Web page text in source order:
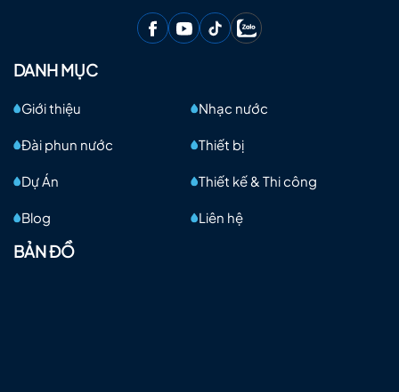
DANH MỤC
Giới thiệu Nhạc nước
Đài phun nước Thiết bị
Dự Án Thiết kế & Thi công
Blog Liên hệ
BẢN ĐỒ